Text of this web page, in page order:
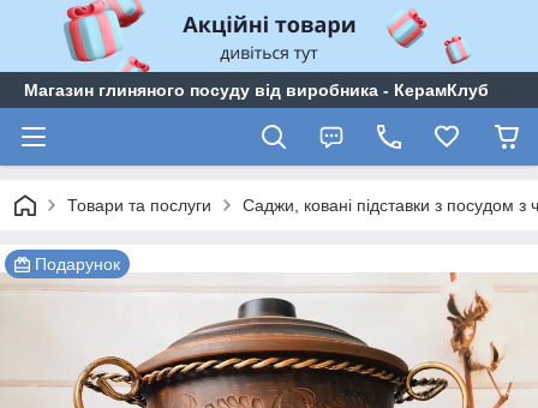
Магазин глиняного посуду від виробника - КерамКлуб
Товари та послуги Саджи, ковані підставки з посудом з
Подарунок